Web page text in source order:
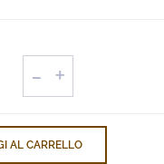
era:
440,00€.
di
Cavallo
AL CARRELLO